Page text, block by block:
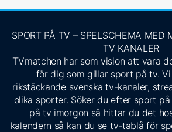
SPORT PÅ TV – SPELSCHEMA MED
TV KANALER
TVmatchen har som vision att vara
för dig som gillar sport på tv.
rikstäckande svenska tv-kanaler,
olika sporter. Söker du efter sport
på tv imorgon så hittar du det
kalendern så kan du se tv-tablå för